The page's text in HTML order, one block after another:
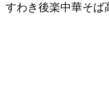
すわき後楽中華そば